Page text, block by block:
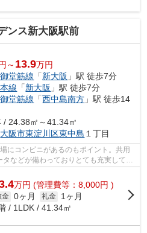
ンス新大阪駅前
～ 13.9万円
堂筋線 「新大阪 」駅 徒歩7分
線 「新大阪 」駅 徒歩7分
堂筋線 「西中島南方 」駅 徒歩14
/ 24.38㎡～41.34㎡
大阪市東淀川区東中島 １丁目
にコンビニがあるのもポイント。共用
などが備わっておりとても充実してい
使...
万円 (管理費等：8,000円 )
金 0ヶ月 礼金
1ヶ月
/ 1LDK / 41.34㎡